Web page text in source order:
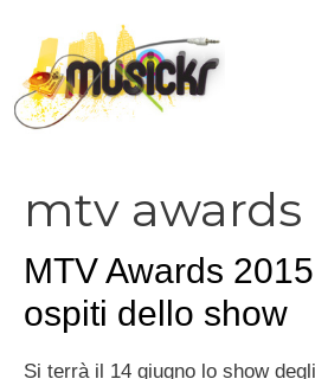
contenuto
mtv awards
MTV Awards
ospiti dello show
Si terrà il 14 giugno lo show degli